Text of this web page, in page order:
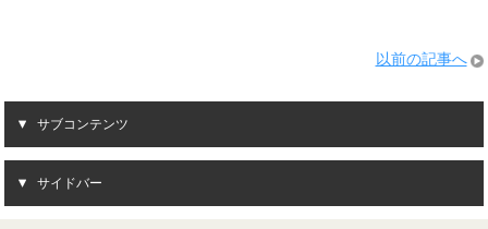
以前の記事へ
サブコンテンツ
サイドバー